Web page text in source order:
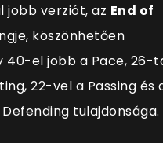
jobb verziót, az End of
köszönhetően
40-el jobb a Pace, 26-
22-vel a Passing és
tulajdonsága.